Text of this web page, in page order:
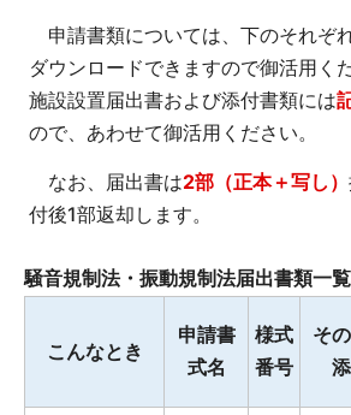
申請書類については、下のそれぞ
ダウンロードできますので御活用く
施設設置届出書および添付書類には
ので、あわせて御活用ください。
なお、届出書は2部（正本＋写し）
付後1部返却します。
騒音規制法・振動規制法届出書類一
こんなとき
申請書
式名
様式
番号
そ